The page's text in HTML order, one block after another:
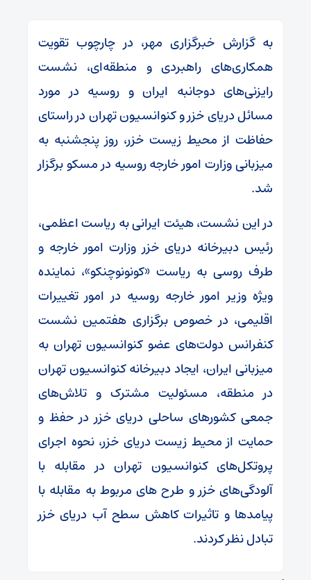
به گزارش خبرگزاری مهر، در چارچوب تقویت
همکاری‌های راهبردی و منطقه‌ای، نشست
رایزنی‌های دوجانبه ایران و روسیه در مورد
مسائل دریای خزر و کنوانسیون تهران در راستای
حفاظت از محیط زیست خزر، روز پنجشنبه به
میزبانی وزارت امور خارجه روسیه در مسکو برگزار
شد.
در این نشست، هیئت ایرانی به ریاست اعظمی،
رئیس دبیرخانه دریای خزر وزارت امور خارجه و
طرف روسی به ریاست «کونونوچنکو»، نماینده
ویژه وزیر امور خارجه روسیه در امور تغییرات
اقلیمی، در خصوص برگزاری هفتمین نشست
کنفرانس دولت‌های عضو کنوانسیون تهران به
میزبانی ایران، ایجاد دبیرخانه کنوانسیون تهران
در منطقه، مسئولیت مشترک و تلاش‌های
جمعی کشورهای ساحلی دریای خزر در حفظ و
حمایت از محیط زیست دریای خزر، نحوه اجرای
پروتکل‌های کنوانسیون تهران در مقابله با
آلودگی‌های خزر و طرح های مربوط به مقابله با
پیامدها و تاثیرات کاهش سطح آب دریای خزر
تبادل نظر کردند.